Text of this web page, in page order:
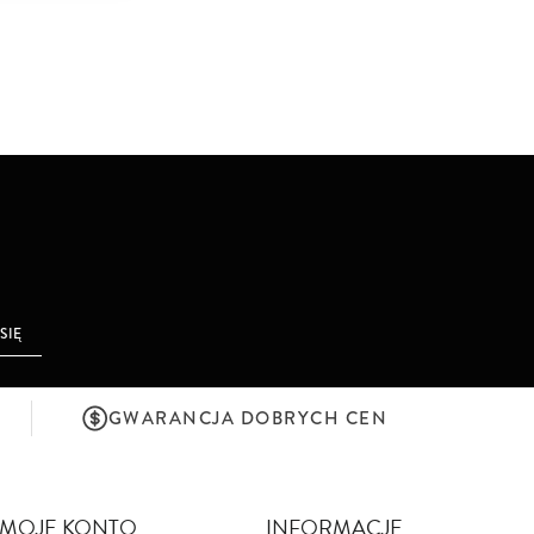
GWARANCJA DOBRYCH CEN
MOJE KONTO INFORMACJE